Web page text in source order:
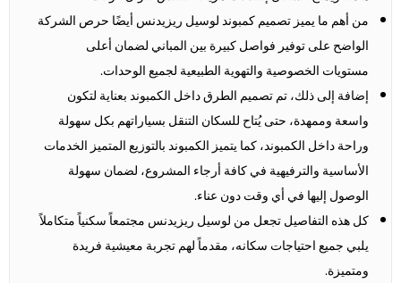
من أهم ما يميز تصميم كمبوند لوسيل ريزيدنس أيضًا حرص الشركة
الواضح على توفير فواصل كبيرة بين المباني لضمان أعلى
مستويات الخصوصية والتهوية الطبيعية لجميع الوحدات.
إضافة إلى ذلك، تم تصميم الطرق داخل الكمبوند بعناية لتكون
واسعة وممهدة، حتى يُتاح للسكان التنقل بسياراتهم بكل سهولة
وراحة داخل الكمبوند، كما يتميز الكمبوند بالتوزيع المتميز الخدمات
الأساسية والترفيهية في كافة أرجاء المشروع، لضمان سهولة
الوصول إليها في أي وقت دون عناء.
كل هذه التفاصيل تجعل من لوسيل ريزيدنس مجتمعاً سكنياً متكاملاً
يلبي جميع احتياجات سكانه، مقدماً لهم تجربة معيشية فريدة
ومتميزة.